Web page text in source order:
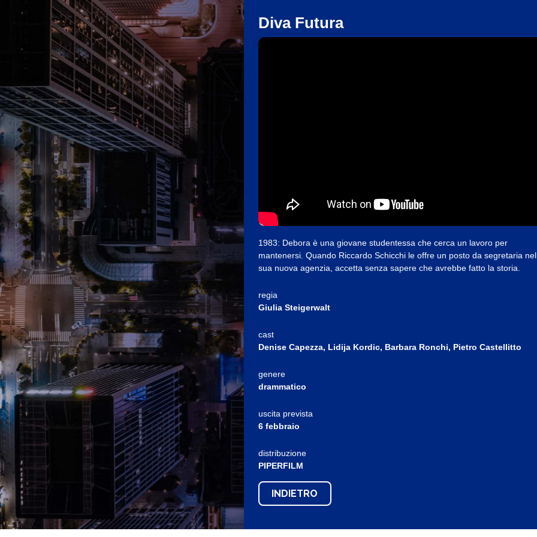
Diva Futura
1983: Debora è una giovane studentessa che cerca un lavoro per
mantenersi. Quando Riccardo Schicchi le offre un posto da segretaria
sua nuova agenzia, accetta senza sapere che avrebbe fatto la storia.
regia
Giulia Steigerwalt
cast
Denise Capezza, Lidija Kordic, Barbara Ronchi, Pietro Castellitto
genere
drammatico
uscita prevista
6 febbraio
distribuzione
PIPERFILM
INDIETRO